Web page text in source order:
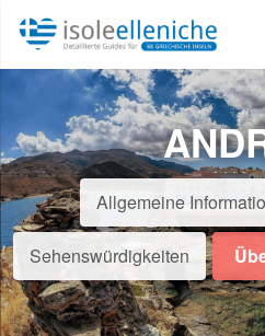
Allgemeine
Sehenswürdigkeiten